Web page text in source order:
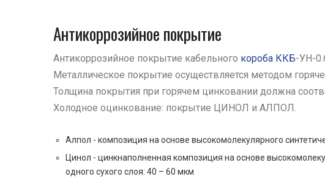
Антикоррозийное покрытие
Антикоррозийное покрытие кабельного короба ККБ-УН-
Металлическое покрытие осуществляется методом
Толщина покрытия при горячем цинковании должна
Холодное оцинкование: покрытие ЦИНОЛ и АЛПОЛ.
Алпол - композиция на основе высокомолекулярного
Цинол - цинкнаполненная композиция на основе
одного сухого слоя: 40 – 60 мкм